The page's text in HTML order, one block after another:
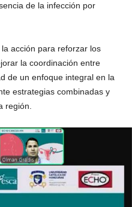
de la infección por
acción para reforzar los
la coordinación entre
de un enfoque integral en la
estrategias combinadas y
región.